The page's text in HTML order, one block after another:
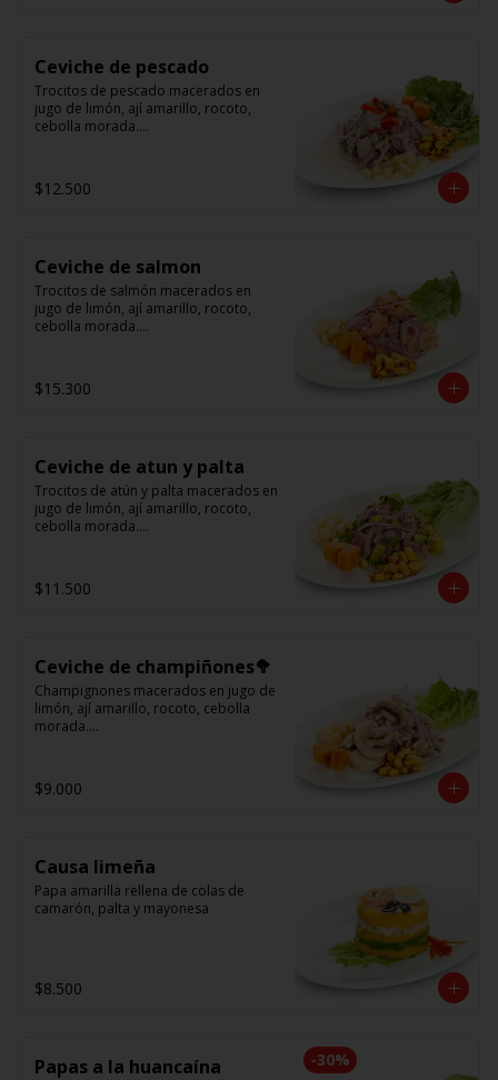
Ceviche de pescado
Trocitos de pescado macerados en
jugo de limón, ají amarillo, rocoto,
cebolla morada.
$12.500
Ceviche de salmon
Trocitos de salmón macerados en
jugo de limón, ají amarillo, rocoto,
cebolla morada.
$15.300
Ceviche de atun y palta
Trocitos de atún y palta macerados en
jugo de limón, ají amarillo, rocoto,
cebolla morada.
$11.500
Ceviche de champiñones🥦
Champignones macerados en jugo de
limón, ají amarillo, rocoto, cebolla
morada.
$9.000
Causa limeña
Papa amarilla rellena de colas de
camarón, palta y mayonesa
$8.500
-30%
Papas a la huancaína